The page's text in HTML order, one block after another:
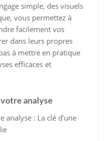
simple, des visuels
vous permettez à
facilement vos
dans leurs propres
à mettre en pratique
efficaces et
analyse
analyse : La clé d’une